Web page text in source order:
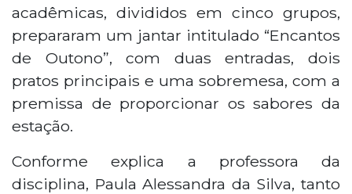
acadêmicas, divididos em cinco grupos,
prepararam um jantar intitulado “Encantos
de Outono”, com duas entradas, dois
pratos principais e uma sobremesa, com a
premissa de proporcionar os sabores da
estação.
Conforme explica a professora da
disciplina, Paula Alessandra da Silva, tanto